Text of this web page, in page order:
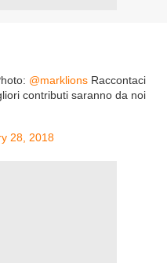
@marklions Raccontaci
contributi saranno da noi
28, 2018